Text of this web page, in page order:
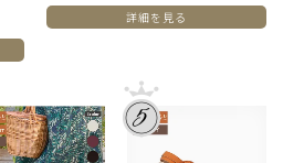
詳細を見る